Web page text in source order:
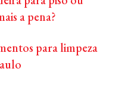
a pena?
para limpeza